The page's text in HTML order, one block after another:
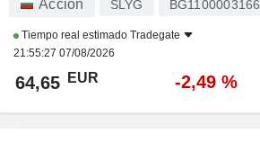
Acción SLYG BG1100003166
Tiempo real estimado Tradegate
21:55:27 07/08/2026
64,65 EUR -2,49 %